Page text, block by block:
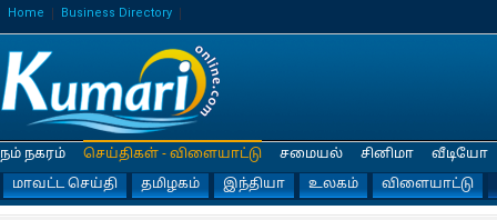
Home Business Directory
நம் நகரம்
செய்திகள் - விளையாட்டு
மாவட்ட செய்தி
தமிழகம் இந்தியா உலகம் விளையாட்டு
சமையல் சினிமா வீடியோ